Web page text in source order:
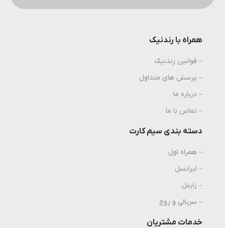
همراه با رندنیک
– قوانین رندنیک
– پرسش های متداول
– درباره ما
– تماس با ما
دسته بندی سیم کارت
– همراه اول
– ایرانسل
– رایتل
– سریالی و زوج
خدمات مشتریان